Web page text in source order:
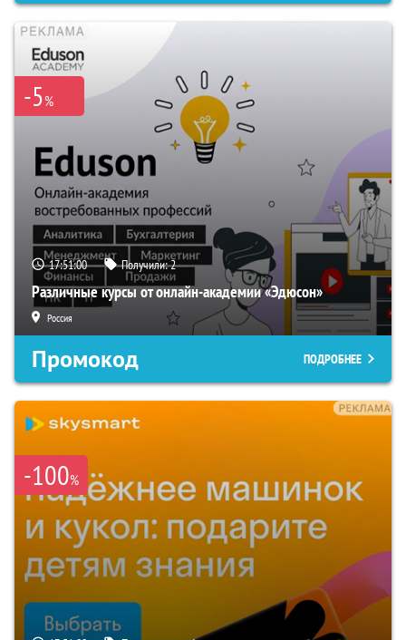
-5%
17:50:59 Получили:2
Различные курсы от онлайн-академии «Эдюсон»
Россия
Промокод ПОДРОБНЕЕ
-100%